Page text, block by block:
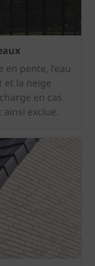
pente, l’eau
et la neige
en cas
exclue.